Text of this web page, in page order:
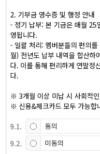
2. 기부금 영수증 및 행정 안내
- 정기 납부: 본 기금은 매월 25
영됩니다.
- 일괄 처리: 멤버분들의 편의
월) 전년도 납부 내역을 합산하
다. 이를 통해 편리하게 연말정
다.
※ 3개월 이상 미납 시 사회적
※ 신용&체크카드 모두 가능합
9.1. 동의
9.2. 미동의